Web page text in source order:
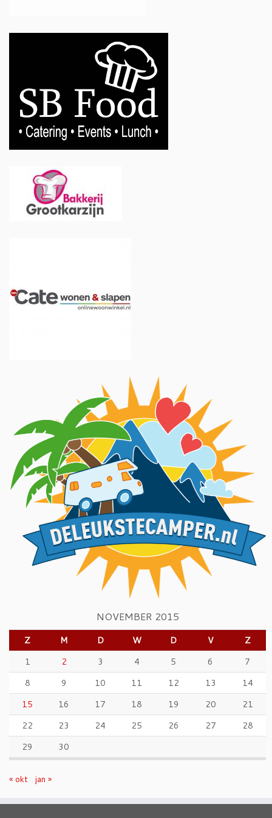
NOVEMBER 2015
Z M D W D V
Z
1
2 3 4 5 6
7
8
9 10 11 12 13
14
15
16 17 18 19 20
21
22
23 24 25 26 27
28
29
30
« okt jan »